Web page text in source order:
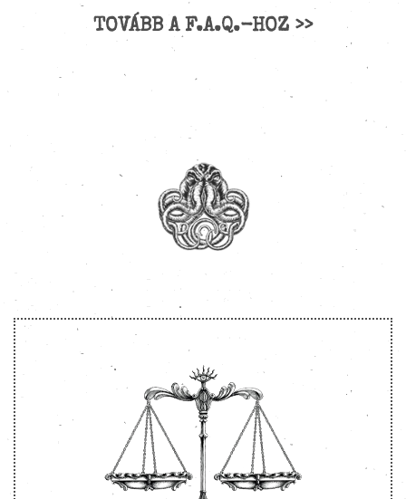
TOVÁBB A F.A.Q.-HOZ >>